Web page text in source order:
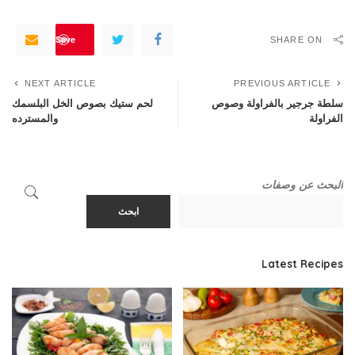
SHARE ON
Save
PREVIOUS ARTICLE
سلطة جرجير بالفراولة وصوص
الفراولة
NEXT ARTICLE
لحم ستيك بصوص الخل البلسمك
والمسترده
البحث عن وصفات
ابحث
Latest Recipes